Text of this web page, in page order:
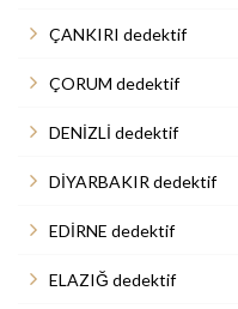
ÇANKIRI dedektif
ÇORUM dedektif
DENİZLİ dedektif
DİYARBAKIR dedektif
EDİRNE dedektif
ELAZIĞ dedektif